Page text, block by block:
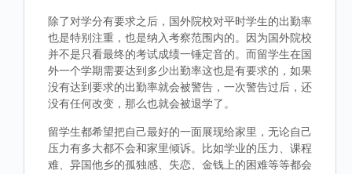
除了对学分有要求之后，国外院校对平时学生的出勤率
也是特别注重，也是纳入考察范围内的。因为国外院校
并不是只看最终的考试成绩一锤定音的。而留学生在国
外一个学期需要达到多少出勤率这也是有要求的，如果
没有达到要求的出勤率就会被警告，一次警告过后，还
没有任何改变，那么也就会被退学了。
留学生都希望把自己最好的一面展现给家里，无论自己
压力有多大都不会和家里倾诉。比如学业的压力、课程
难、异国他乡的孤独感、失恋、金钱上的困难等等都会